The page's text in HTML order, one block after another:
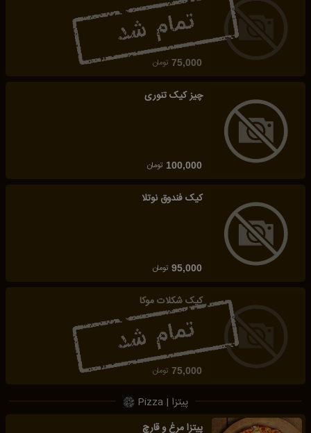
75,000 تومان
چیز کیک تنوری
100,000 تومان
کیک فندوق نوتلا
95,000 تومان
کیک شکلات موکا
75,000 تومان
پیتزا | Pizza
پیتزا مرغ و قارچ